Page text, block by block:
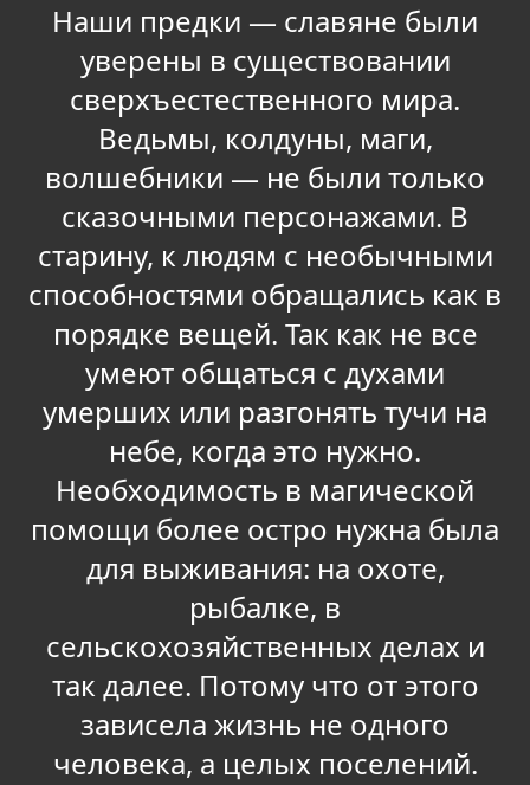
Наши предки — славяне были
уверены в существовании
сверхъестественного мира.
Ведьмы, колдуны, маги,
волшебники — не были только
сказочными персонажами. В
старину, к людям с необычными
способностями обращались как в
порядке вещей. Так как не все
умеют общаться с духами
умерших или разгонять тучи на
небе, когда это нужно.
Необходимость в магической
помощи более остро нужна была
для выживания: на охоте,
рыбалке, в
сельскохозяйственных делах и
так далее. Потому что от этого
зависела жизнь не одного
человека, а целых поселений.